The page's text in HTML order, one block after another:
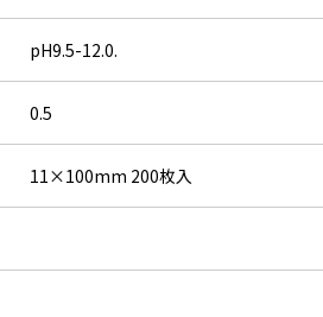
pH9.5-12.0.
0.5
11×100mm 200枚入